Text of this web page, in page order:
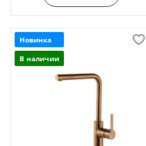
Новинка
В наличии